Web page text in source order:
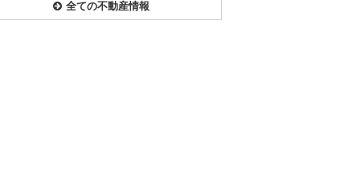
全ての不動産情報